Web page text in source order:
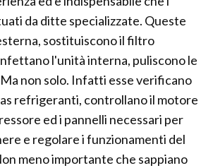
da ditte specializzate. Queste
sostituiscono il filtro
l'unità interna, puliscono le
non solo. Infatti esse verificano
refrigeranti, controllano il motore
ed i pannelli necessari per
e regolare i funzionamenti del
meno importante che sappiano